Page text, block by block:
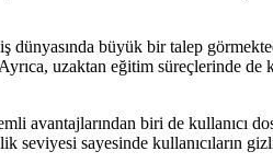
büyük bir talep
uzaktan eğitim süreçlerinde
avantajlarından biri de kullanıcı
seviyesi sayesinde kullanıcıların